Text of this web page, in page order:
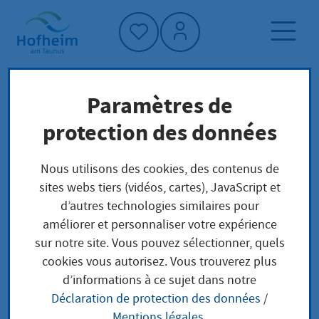
Accueil"
Page d'accueil
Politique et administration
administration
Heures de consultation de l'administration
municipale
Heures de
consultation de
Paramètres de
protection des données
Nous utilisons des cookies, des contenus de
sites webs tiers (vidéos, cartes), JavaScript et
d’autres technologies similaires pour
améliorer et personnaliser votre expérience
sur notre site. Vous pouvez sélectionner, quels
cookies vous autorisez. Vous trouverez plus
d’informations à ce sujet dans notre
Déclaration de protection des données /